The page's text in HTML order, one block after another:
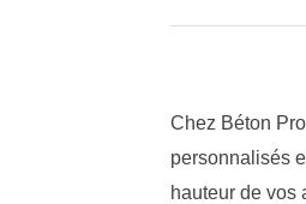
Chez Béton
personnalisés
hauteur de vos